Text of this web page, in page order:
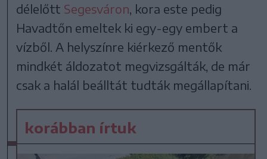
délelőtt Segesváron , kora este pedig
Havadtőn emeltek ki egy-egy embert a
vízből. A helyszínre kiérkező mentők
mindkét áldozatot megvizsgálták, de már
csak a halál beálltát tudták megállapítani.
korábban írtuk